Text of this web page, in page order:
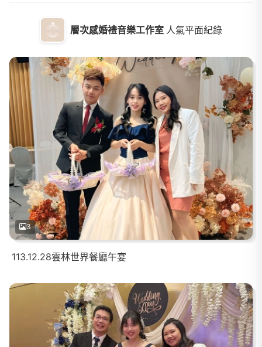
層次感婚禮音樂工作室 人氣平面紀錄
3
113.12.28雲林世界餐廳午宴